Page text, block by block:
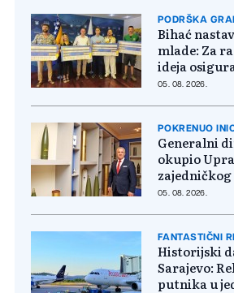
PODRŠKA
Bihać
mlade: Za
ideja
05. 08. 2026.
POKRENUO
Generalni
okupio
05. 08. 2026.
FANTASTIČNI
Historijski
Sarajevo:
putnika u